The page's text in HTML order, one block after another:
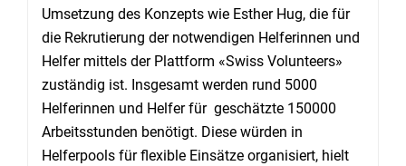
Umsetzung des Konzepts wie Esther Hug, die für
die Rekrutierung der notwendigen Helferinnen und
Helfer mittels der Plattform «Swiss Volunteers»
zuständig ist. Insgesamt werden rund 5000
Helferinnen und Helfer für geschätzte 150000
Arbeitsstunden benötigt. Diese würden in
Helferpools für flexible Einsätze organisiert, hielt